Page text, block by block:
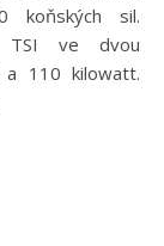
koňských sil.
TSI ve dvou
110 kilowatt.